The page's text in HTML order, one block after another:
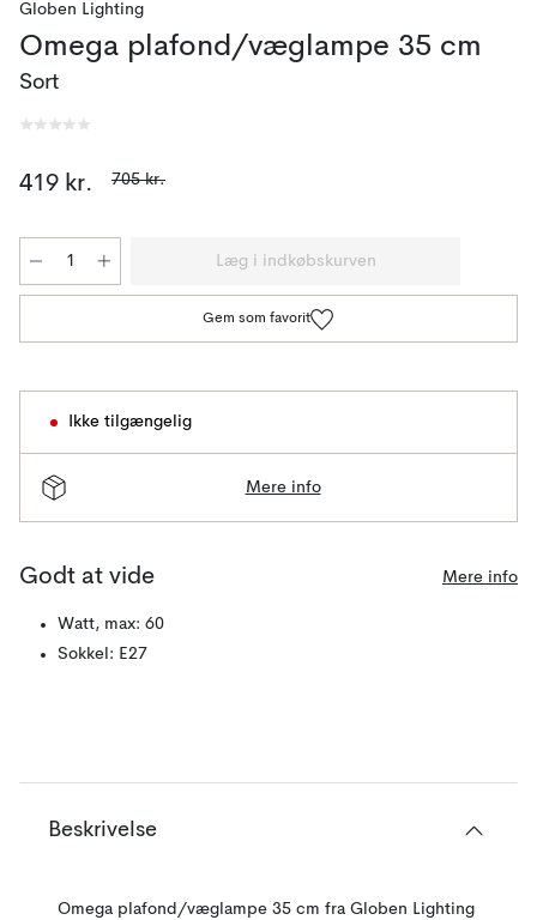
Globen Lighting
Omega plafond/væglampe 35 cm
Sort
419 kr. 705 kr.
Læg i indkøbskurven
Gem som favorit
Ikke tilgængelig
Mere info
Godt at vide Mere info
Watt, max: 60
Sokkel: E27
Beskrivelse
Omega plafond/væglampe 35 cm fra Globen Lighting